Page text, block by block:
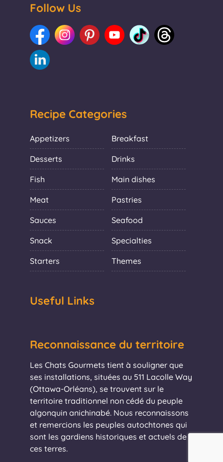
Follow Us
Recipe Categories
Appetizers Breakfast
Desserts Drinks
Fish Main dishes
Meat Pastries
Sauces Seafood
Snack Specialties
Starters Themes
Useful Links
Reconnaissance du territoire
Les Chats Gourmets tient à souligner que
ses installations, situées au 511 Lacolle Way
(Ottawa-Orléans), se trouvent sur le
territoire traditionnel non cédé du peuple
algonquin anichinabé. Nous reconnaissons
et remercions les peuples autochtones qui
sont les gardiens historiques et actuels de
ces terres.